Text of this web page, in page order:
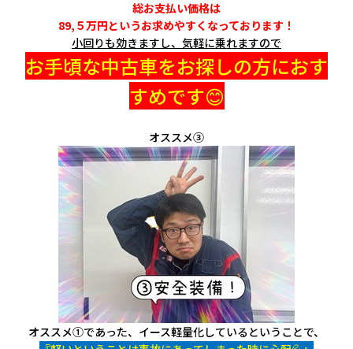
総お支払い価格は
89,５万円というお求めやすくなっております！
小回りも効きますし、気軽に乗れますので
お手頃な中古車をお探しの方におす
すめです😊
オススメ③
オススメ①であった、イース軽量化しているということで、